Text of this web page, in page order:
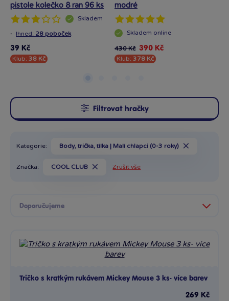
pistole kolečko 8 ran 96 ks
Skladem
· Ihned: 28 poboček
39 Kč
Klub: 38 Kč
modré
Skladem online
430 Kč 390 Kč
Klub: 378 Kč
Filtrovat hračky
Kategorie: Body, trička, tílka | Malí chlapci (0-3 roky)
Značka: COOL CLUB Zrušit vše
Tričko s kratkým rukávem Mickey Mouse 3 ks- více barev
269 Kč